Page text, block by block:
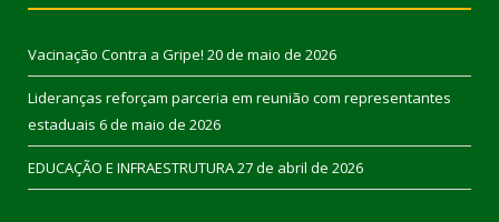
Vacinação Contra a Gripe! 20 de maio de 2026
Lideranças reforçam parceria em reunião com representantes
estaduais 6 de maio de 2026
EDUCAÇÃO E INFRAESTRUTURA27 de abril de 2026